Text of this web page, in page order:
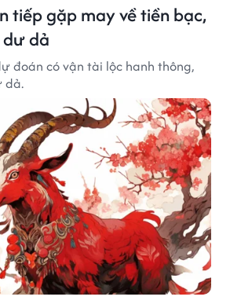
tiếp gặp may về tiền bạc,
dả
đoán có vận tài lộc hanh thông,
dả.